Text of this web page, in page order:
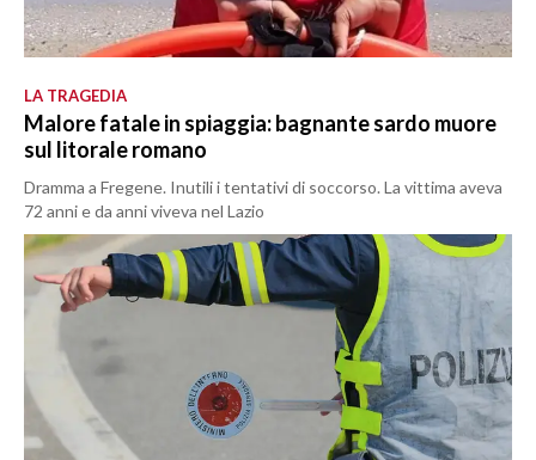
LA TRAGEDIA
Malore fatale in spiaggia: bagnante sardo muore
sul litorale romano
Dramma a Fregene. Inutili i tentativi di soccorso. La vittima aveva
72 anni e da anni viveva nel Lazio